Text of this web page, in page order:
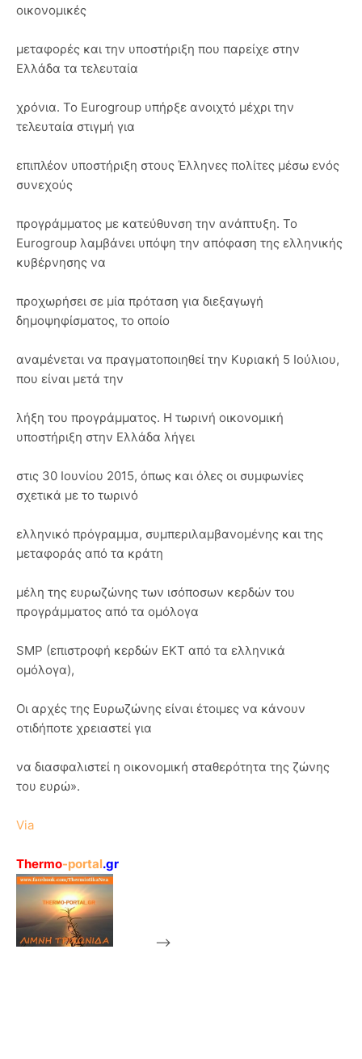
οικονομικές
μεταφορές και την υποστήριξη που παρείχε στην
Ελλάδα τα τελευταία
χρόνια. Το Eurogroup υπήρξε ανοιχτό μέχρι την
τελευταία στιγμή για
επιπλέον υποστήριξη στους Έλληνες πολίτες μέσω ενός
συνεχούς
προγράμματος με κατεύθυνση την ανάπτυξη. Το
Eurogroup λαμβάνει υπόψη την απόφαση της ελληνικής
κυβέρνησης να
προχωρήσει σε μία πρόταση για διεξαγωγή
δημοψηφίσματος, το οποίο
αναμένεται να πραγματοποιηθεί την Κυριακή 5 Ιούλιου,
που είναι μετά την
λήξη του προγράμματος. Η τωρινή οικονομική
υποστήριξη στην Ελλάδα λήγει
στις 30 Ιουνίου 2015, όπως και όλες οι συμφωνίες
σχετικά με το τωρινό
ελληνικό πρόγραμμα, συμπεριλαμβανομένης και της
μεταφοράς από τα κράτη
μέλη της ευρωζώνης των ισόποσων κερδών του
προγράμματος από τα ομόλογα
SMP (επιστροφή κερδών ΕΚΤ από τα ελληνικά
ομόλογα),
Οι αρχές της Ευρωζώνης είναι έτοιμες να κάνουν
οτιδήποτε χρειαστεί για
να διασφαλιστεί η οικονομική σταθερότητα της ζώνης
του ευρώ».
Via
Thermo-portal.gr
-->